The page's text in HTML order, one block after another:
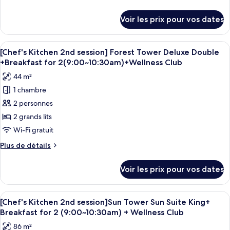
2nd
session]
Forest
Tower
Deluxe
King
+
Breakfast
for
2(9:00~10:30am)
+Wellness
le
type
de
chambre
Kitchen
2nd
session]
Forest
Tower
King
+
Breakfast
+Wellness
Voir les prix pour vos dates
Afficher
toutes
les
photos
pour
ce
type
de
chambre :
[Chef's
2nd
session]
Forest
Tower
Deluxe
Une chambre d’hôtel avec deux
6
[Chef's Kitchen 2nd session] Forest Tower Deluxe Double
+Breakfast for 2(9:00~10:30am)+Wellness Club
44 m²
1 chambre
2 personnes
2 grands lits
Wi-Fi gratuit
Plus de détails
Plus
le
type
de
chambre
Kitchen
Voir les prix pour vos dates
Afficher
toutes
les
Une chambre d’hôtel moderne avec
5
[Chef's Kitchen 2nd session]Sun Tower Sun Suite King+
Breakfast for 2 (9:00~10:30am) + Wellness Club
86 m²